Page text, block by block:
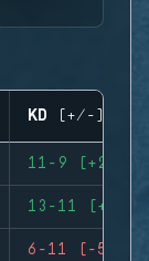
KD (+/-)
11-9 (+2)
13-11 (+2)
6-11 (-5)